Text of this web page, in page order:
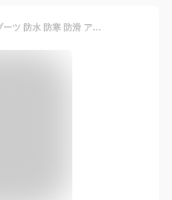
スノーシューズ メンズ スノーブーツ 防水 防寒 防滑 アウトドア ブーツ 冬用 ウィンターブーツ 撥水 保温 ミドル丈 ショートブーツ あったか 裏起毛 ボアブーツ 冬靴 滑らない 暖かい 軽い 通勤 滑り止め 大きいサイズ 登山靴 極寒対策